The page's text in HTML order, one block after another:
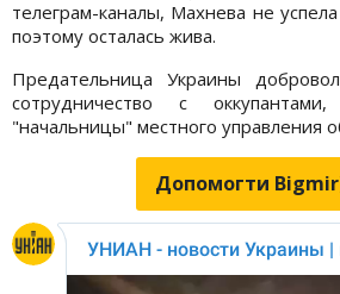
телеграм-каналы, Махнева не
поэтому осталась жива.
Предательница Украины
сотрудничество с
"начальницы" местного управления
Допомогти